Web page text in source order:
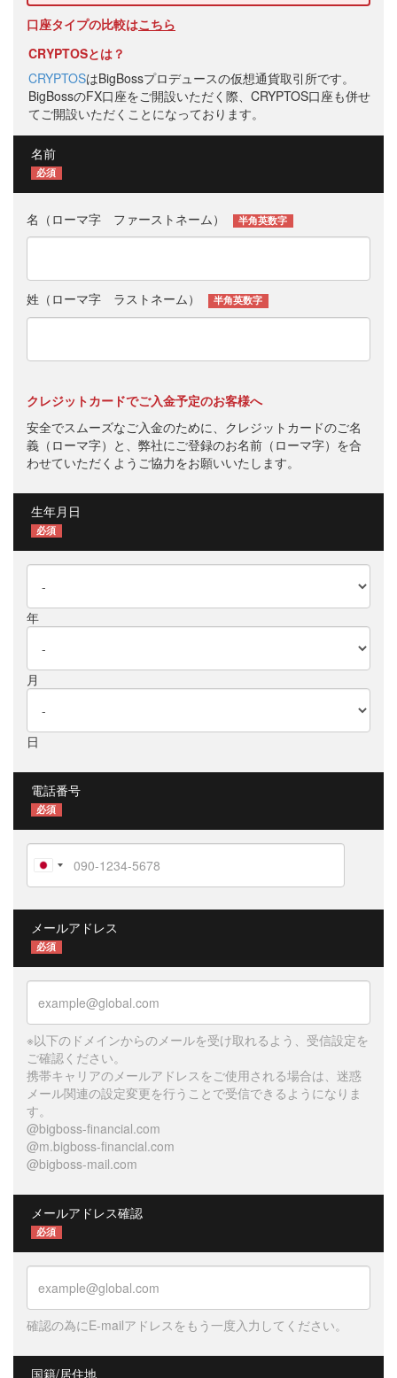
口座タイプの比較はこちら
CRYPTOSとは？
CRYPTOSはBigBossプロデュースの仮想通貨取引所です。
BigBossのFX口座をご開設いただく際、CRYPTOS口座も併せ
てご開設いただくことになっております。
名前
必須
名（ローマ字 ファーストネーム） 半角英数字
姓（ローマ字 ラストネーム） 半角英数字
クレジットカードでご入金予定のお客様へ
安全でスムーズなご入金のために、クレジットカードのご名
義（ローマ字）と、弊社にご登録のお名前（ローマ字）を合
わせていただくようご協力をお願いいたします。
生年月日
必須
年
月
日
電話番号
必須
メールアドレス
必須
※以下のドメインからのメールを受け取れるよう、受信設定を
ご確認ください。
携帯キャリアのメールアドレスをご使用される場合は、迷惑
メール関連の設定変更を行うことで受信できるようになりま
す。
@bigboss-financial.com
@m.bigboss-financial.com
@bigboss-mail.com
メールアドレス確認
必須
確認の為にE-mailアドレスをもう一度入力してください。
国籍/居住地